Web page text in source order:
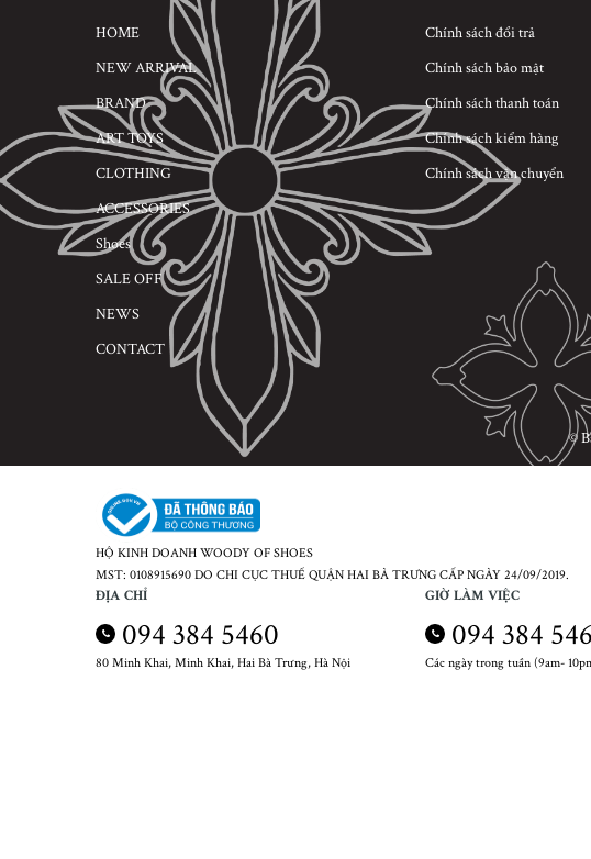
HOME
NEW ARRIVAL
BRAND
ART TOYS
CLOTHING
ACCESSORIES
Shoes
SALE OFF
NEWS
CONTACT
Chính sách đổi trả
Chính sách bảo mật
Chính sách thanh toán
Chính sách kiểm hàng
Chính sách vận chuyển
©
HỘ KINH DOANH WOODY OF SHOES
MST: 0108915690 DO CHI CỤC THUẾ QUẬN HAI BÀ TRƯNG CẤP NGÀY 24/09/2019.
ĐỊA CHỈ
094 384 5460
80 Minh Khai, Minh Khai, Hai Bà Trưng, Hà Nội
GIỜ LÀM VIỆC
094 384
Các ngày trong tuần (9am-